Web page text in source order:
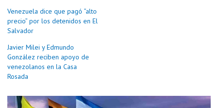
Venezuela dice que pagó “alto
precio” por los detenidos en El
Salvador
Javier Milei y Edmundo
González reciben apoyo de
venezolanos en la Casa
Rosada